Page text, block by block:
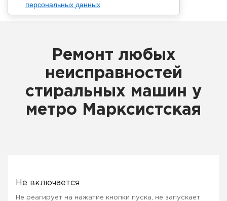
Ремонт любых
неисправностей
стиральных машин у
метро Марксистская
Не включается
Не реагирует на нажатие кнопки пуска, не запускает
персональных данных